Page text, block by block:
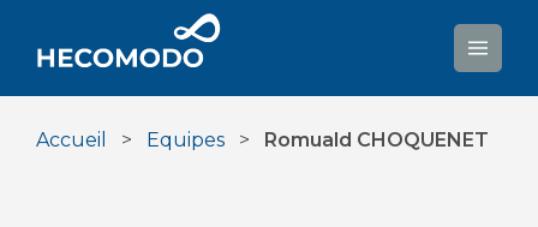
contenu
Accueil > Equipes > Romuald CHOQUENET